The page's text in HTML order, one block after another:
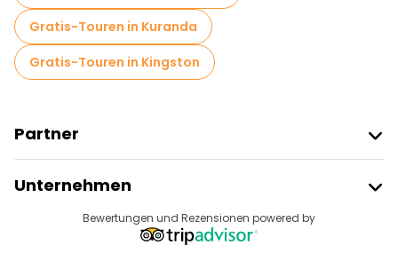
Gratis-Touren in Kuranda
Gratis-Touren in Kingston
Partner
Anbieter-Anmeldung
Affiliate-Programm
Unternehmen
ReisezieleBewertungen und Rezensionen powered by